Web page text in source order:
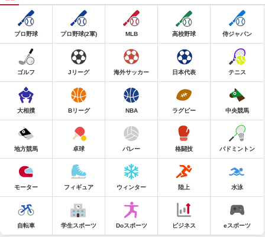
プロ野球 プロ野球(2軍) MLB 高校野球 侍ジャパン
ゴルフ Jリーグ 海外サッカー 日本代表 テニス
大相撲 Bリーグ NBA ラグビー 中央競馬
地方競馬 卓球 バレー 格闘技 バドミントン
モーター フィギュア ウィンター 陸上 水泳
自転車 学生スポーツ Doスポーツ ビジネス eスポーツ